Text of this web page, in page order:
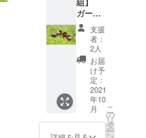
座に接
着剤で
ルース
を接着
しまし
た。 ピ
アス素
材：
メッ
キ、中
国製 ※
写真は
イメー
ガー
ネット
ピア
ス 1
組
1500
円 送
料・税
込 ・
ガー
ネット
ピア
支援
者：
2人
お届
け予
定：
2021
年10
月
こ
の
リ
タ
ー